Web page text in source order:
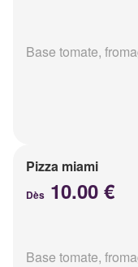
Base tomate,
Pizza miami
Dès 10.00 €
Base tomate,